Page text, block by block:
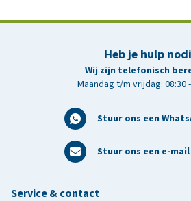
Heb je hulp
Wij zijn telefonisch
Maandag t/m vrijdag: 08:30
Stuur ons een
Stuur ons een e-mail
Service & contact